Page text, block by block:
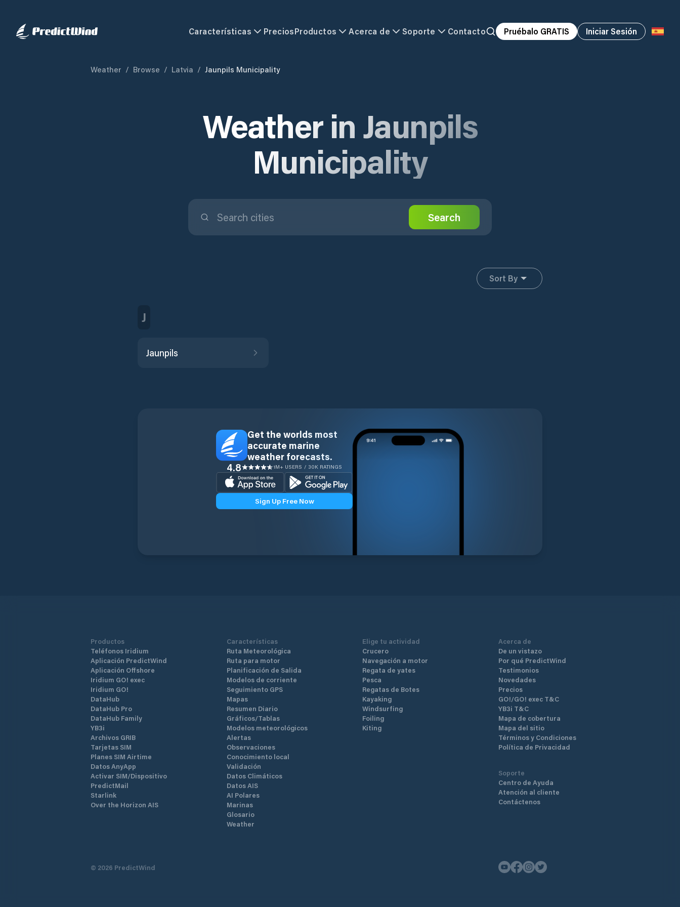
Características PreciosProductos Acerca de Soporte Contacto Pruébalo GRATIS Iniciar Sesión
Weather / Browse / Latvia / Jaunpils Municipality
Weather in Jaunpils
Municipality
Search
Sort By
J
Jaunpils
Get the worlds most
accurate marine
weather forecasts.
4.8 1M+ USERS / 30K RATINGS
Sign Up Free Now
Productos
Teléfonos Iridium
Aplicación PredictWind
Aplicación Offshore
Iridium GO! exec
Iridium GO!
DataHub
DataHub Pro
DataHub Family
YB3i
Archivos GRIB
Tarjetas SIM
Planes SIM Airtime
Datos AnyApp
Activar SIM/Dispositivo
PredictMail
Starlink
Over the Horizon AIS
Características
Ruta Meteorológica
Ruta para motor
Planificación de Salida
Modelos de corriente
Seguimiento GPS
Mapas
Resumen Diario
Gráficos/Tablas
Modelos meteorológicos
Alertas
Observaciones
Conocimiento local
Validación
Datos Climáticos
Datos AIS
AI Polares
Marinas
Glosario
Weather
Elige tu actividad
Crucero
Navegación a motor
Regata de yates
Pesca
Regatas de Botes
Kayaking
Windsurfing
Foiling
Kiting
Acerca de
De un vistazo
Por qué PredictWind
Testimonios
Novedades
Precios
GO!/GO! exec T&C
YB3i T&C
Mapa de cobertura
Mapa del sitio
Términos y Condiciones
Política de Privacidad
Soporte
Centro de Ayuda
Atención al cliente
Contáctenos
© 2026 PredictWind